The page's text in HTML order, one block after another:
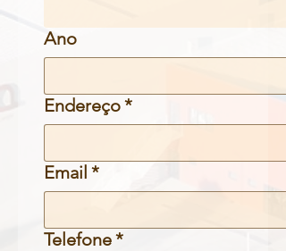
Ano
Endereço*
Email *
Telefone*